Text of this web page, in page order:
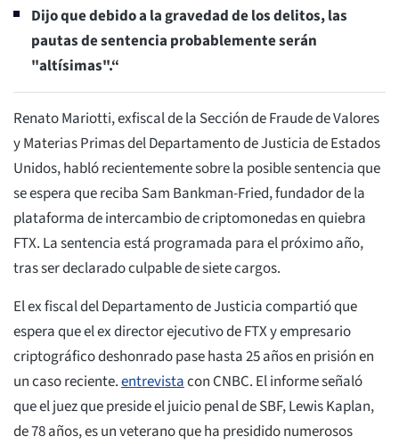
Dijo que debido a la gravedad de los delitos, las
pautas de sentencia probablemente serán
"altísimas".“
Renato Mariotti, exfiscal de la Sección de Fraude de Valores
y Materias Primas del Departamento de Justicia de Estados
Unidos, habló recientemente sobre la posible sentencia que
se espera que reciba Sam Bankman-Fried, fundador de la
plataforma de intercambio de criptomonedas en quiebra
FTX. La sentencia está programada para el próximo año,
tras ser declarado culpable de siete cargos.
El ex fiscal del Departamento de Justicia compartió que
espera que el ex director ejecutivo de FTX y empresario
criptográfico deshonrado pase hasta 25 años en prisión en
un caso reciente.entrevistacon CNBC. El informe señaló
que el juez que preside el juicio penal de SBF, Lewis Kaplan,
de 78 años, es un veterano que ha presidido numerosos